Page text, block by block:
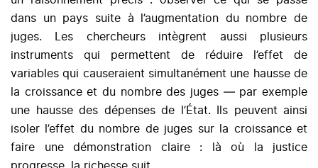
dans un pays suite à l’augmentation du nombre de
juges. Les chercheurs intègrent aussi plusieurs
instruments qui permettent de réduire l’effet de
variables qui causeraient simultanément une hausse de
la croissance et du nombre des juges — par exemple
une hausse des dépenses de l’État. Ils peuvent ainsi
isoler l’effet du nombre de juges sur la croissance et
faire une démonstration claire : là où la justice